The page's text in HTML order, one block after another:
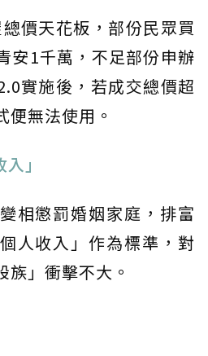
價天花板，部份民眾買
安1千萬，不足部份申辦
實施後，若成交總價超
便無法使用。
」
相懲罰婚姻家庭，排富
人收入」作為標準，對
族」衝擊不大。